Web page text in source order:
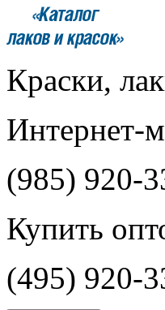
Краски,
Интернет-
(985) 920-
Купить
(495) 920-